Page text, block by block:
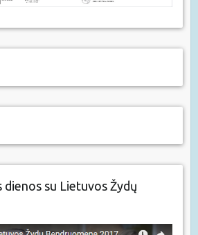
dienos su Lietuvos Žydų